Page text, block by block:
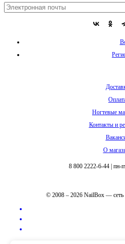
Ногтевые
Контакты и
О
8 800 2222-6-44 пн-
© 2008 – 2026 NailBox — сеть